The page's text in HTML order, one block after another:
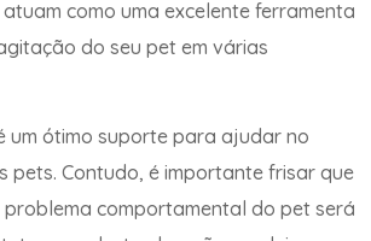
como uma excelente ferramenta
do seu pet em várias
um ótimo suporte para ajudar no
pets. Contudo, é importante frisar que
comportamental do pet será